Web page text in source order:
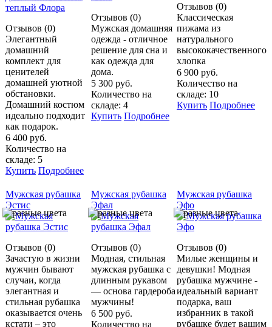
Отзывов (0)
Элегантный
домашний
комплект для
ценителей
домашней уютной
обстановки.
Домашний костюм
идеально подходит
как подарок.
6 400 руб.
Количество на
складе: 5
Купить Подробнее
Отзывов (0)
Мужская домашняя
одежда - отличное
решение для сна и
как одежда для
дома.
5 300 руб.
Количество на
складе: 4
Купить Подробнее
Отзывов (0)
Классическая
пижама из
натурального
высококачественного
хлопка
6 900 руб.
Количество на
складе: 10
Купить Подробнее
Мужская рубашка
Эстис
Отзывов (0)
Зачастую в жизни
мужчин бывают
случаи, когда
элегантная и
стильная рубашка
оказывается очень
кстати – это
Мужская рубашка
Эфал
Отзывов (0)
Модная, стильная
мужская рубашка с
длинным рукавом
— основа гардероба
мужчины!
6 500 руб.
Количество на
Мужская рубашка
Эфо
Отзывов (0)
Милые женщины и
девушки! Модная
рубашка мужчине -
идеальный вариант
подарка, ваш
избранник в такой
рубашке будет вашим